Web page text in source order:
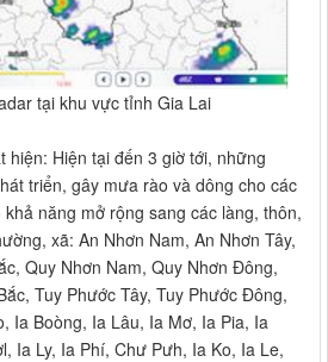
tại khu vực tỉnh Gia Lai
hiện: Hiện tại đến 3 giờ tới, những
triển, gây mưa rào và dông cho các
năng mở rộng sang các làng, thôn,
xã: An Nhơn Nam, An Nhơn Tây,
Quy Nhơn Nam, Quy Nhơn Đông,
Tuy Phước Tây, Tuy Phước Đông,
Ia Boòng, Ia Lâu, Ia Mơ, Ia Pia, Ia
Ia Ly, Ia Phí, Chư Pưh, Ia Ko, Ia Le,